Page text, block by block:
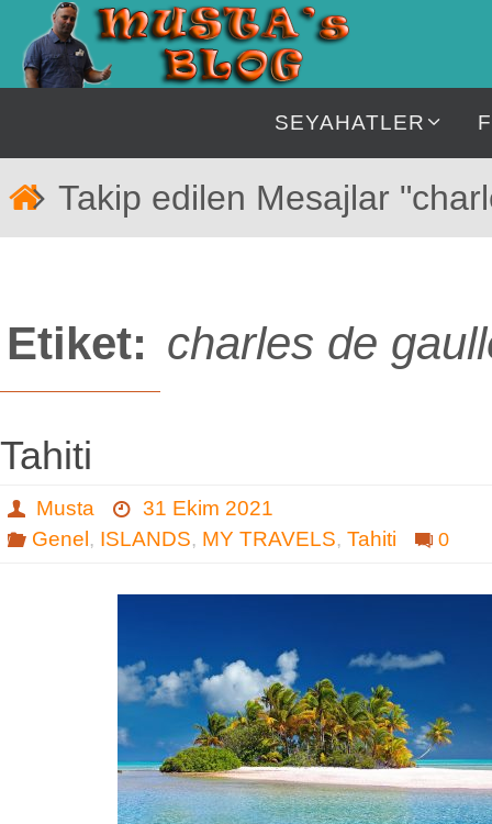
İçeriğe
geç
SEYAHATLER
Takip edilen Mesajlar
Etiket: charles de
Tahiti
Musta
31 Ekim 2021
Genel , ISLANDS, MY TRAVELS, Tahiti 0